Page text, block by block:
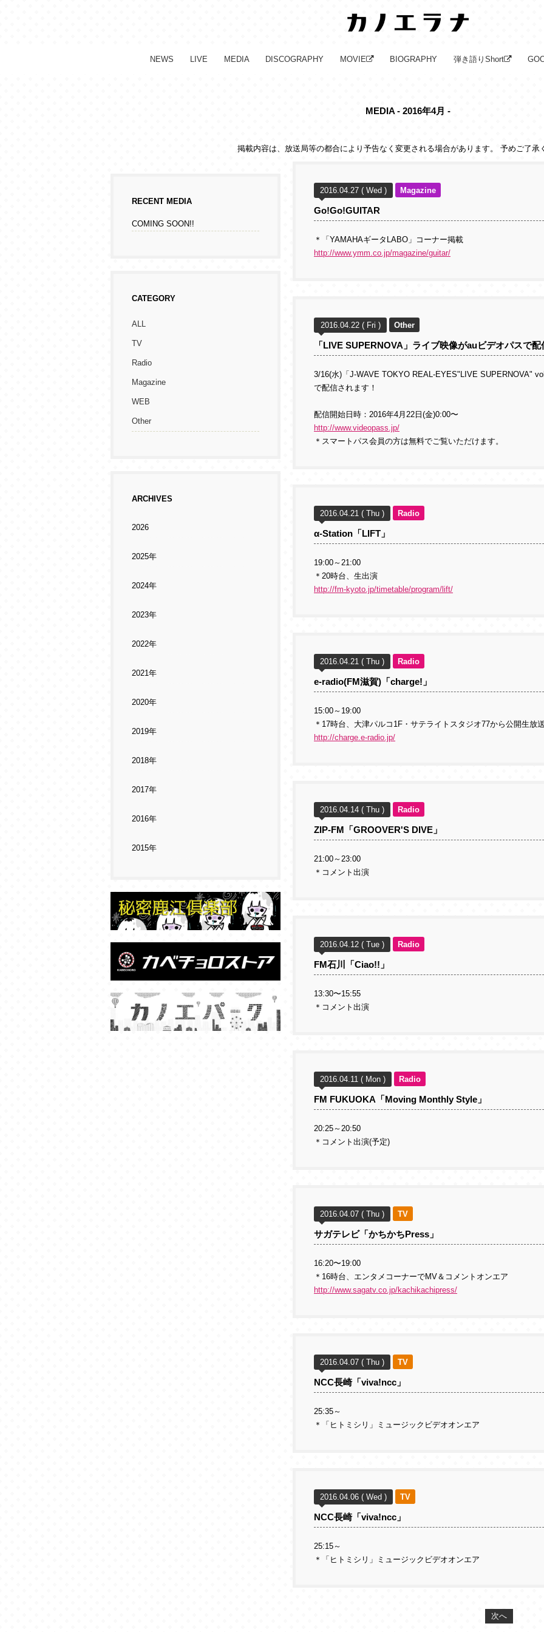
NEWS LIVE MEDIA DISCOGRAPHY MOVIE BIOGRAPHY 弾き語りShort
MEDIA - 2016年4月 -
掲載内容は、放送局等の都合により予告なく変更される場合があります。 予めご了承
2016.04.27 ( Wed ) Magazine
Go!Go!GUITAR
＊「YAMAHAギータLABO」コーナー掲載
http://www.ymm.co.jp/magazine/guitar/
2016.04.22 ( Fri ) Other
「LIVE SUPERNOVA」ライブ映像がauビデオパスで配
3/16(水)「J-WAVE TOKYO REAL-EYES"LIVE SUPERNOVA"
で配信されます！
配信開始日時：2016年4月22日(金)0:00〜
http://www.videopass.jp/
＊スマートパス会員の方は無料でご覧いただけます。
2016.04.21 ( Thu ) Radio
α-Station「LIFT」
19:00～21:00
＊20時台、生出演
http://fm-kyoto.jp/timetable/program/lift/
2016.04.21 ( Thu ) Radio
e-radio(FM滋賀)「charge!」
15:00～19:00
＊17時台、大津パルコ1F・サテライトスタジオ77から公開生放
http://charge.e-radio.jp/
2016.04.14 ( Thu ) Radio
ZIP-FM「GROOVER'S DIVE」
21:00～23:00
＊コメント出演
2016.04.12 ( Tue ) Radio
FM石川「Ciao!!」
13:30〜15:55
＊コメント出演
2016.04.11 ( Mon ) Radio
FM FUKUOKA「Moving Monthly Style」
20:25～20:50
＊コメント出演(予定)
2016.04.07 ( Thu ) TV
サガテレビ「かちかちPress」
16:20〜19:00
＊16時台、エンタメコーナーでMV＆コメントオンエア
http://www.sagatv.co.jp/kachikachipress/
2016.04.07 ( Thu ) TV
NCC長崎「viva!ncc」
25:35～
＊「ヒトミシリ」ミュージックビデオオンエア
2016.04.06 ( Wed ) TV
NCC長崎「viva!ncc」
25:15～
＊「ヒトミシリ」ミュージックビデオオンエア
次へ
RECENT MEDIA
COMING SOON!!
CATEGORY
ALL
TV
Radio
Magazine
WEB
Other
ARCHIVES
2026
2025年
2024年
2023年
2022年
2021年
2020年
2019年
2018年
2017年
2016年
2015年